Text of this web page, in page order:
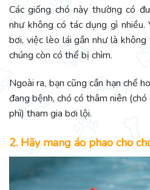
Các giống chó này thường có
như không có tác dụng gì
bơi, việc lèo lái gần như là không
chúng còn có thể bị chìm.
Ngoài ra, bạn cũng cần hạn chế
đang bệnh, chó có thâm niên
phì) tham gia bơi lội.
2. Hãy mang áo phao cho